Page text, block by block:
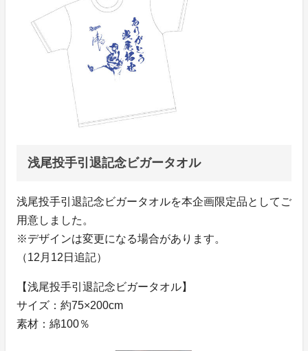
浅尾投手引退記念ビガータオル
浅尾投手引退記念ビガータオルを本企画限定品としてご
用意しました。
※デザインは変更になる場合があります。
（12月12日追記）
【浅尾投手引退記念ビガータオル】
サイズ：約75×200cm
素材：綿100％